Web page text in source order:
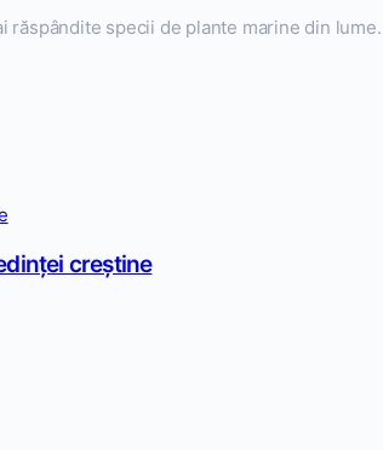
specii de plante marine din
creștine